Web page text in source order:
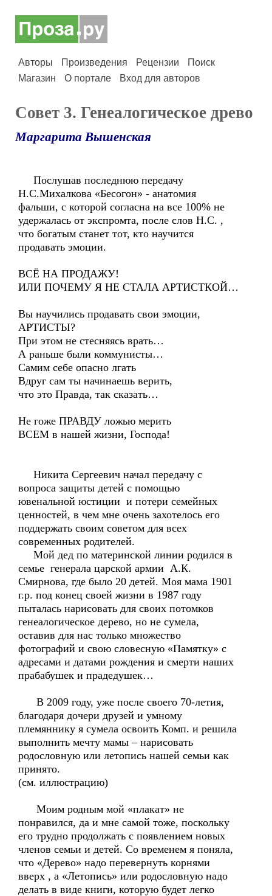
Авторы Произведения Рецензии
Поиск
Магазин
О портале Вход для авторов
Совет 3. Генеалогическое древо
Маргарита Вышенская
Послушав последнюю передачу
Н.С.Михалкова «Бесогон» - анатомия
фальши, с которой согласна на все 100% не
удержалась от экспромта, после слов Н.С. ,
что богатым станет тот, кто научится
продавать эмоции.
ВСЁ НА ПРОДАЖУ!
ИЛИ ПОЧЕМУ Я НЕ СТАЛА АРТИСТКОЙ…
Вы научились продавать свои эмоции,
АРТИСТЫ?
При этом не стесняясь врать…
А раньше были коммунисты…
Самим себе опасно лгать
Вдруг сам ты начинаешь верить,
что это Правда, так сказать…
Не гоже ПРАВДУ ложью мерить
ВСЕМ в нашей жизни, Господа!
Никита Сергеевич начал передачу с
вопроса защиты детей с помощью
ювенальной юстиции и потери семейных
ценностей, в чем мне очень захотелось его
поддержать своим советом для всех
современных родителей.
Мой дед по материнской линии родился в
семье генерала царской армии А.К.
Смирнова, где было 20 детей. Моя мама 1901
г.р. под конец своей жизни в 1987 году
пыталась нарисовать для своих потомков
генеалогическое дерево, но не сумела,
оставив для нас только множество
фотографий и свою словесную «Памятку» с
адресами и датами рождения и смерти наших
прабабушек и прадедушек…
В 2009 году, уже после своего 70-летия,
благодаря дочери друзей и умному
племяннику я сумела освоить Комп. и решила
выполнить мечту мамы – нарисовать
родословную или летопись нашей семьи как
принято.
(см. иллюстрацию)
Моим родным мой «плакат» не
понравился, да и мне самой тоже, поскольку
его трудно продолжать с появлением новых
членов семьи и детей. Со временем я поняла,
что «Дерево» надо перевернуть корнями
вверх , а «Летопись» или родословную надо
делать в виде книги, которую будет легко